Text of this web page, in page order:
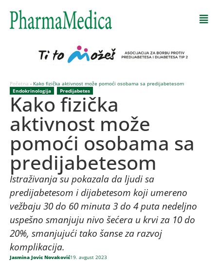
Početna - Kako fizička aktivnost može pomoći osobama sa predijabetesom
Endokrinologija
Predijabetes
Kako fizička
aktivnost može
pomoći osobama sa
predijabetesom
Istraživanja su pokazala da ljudi sa
predijabetesom i dijabetesom koji umereno
vežbaju 30 do 60 minuta 3 do 4 puta nedeljno
uspešno smanjuju nivo šećera u krvi za 10 do
20%, smanjujući tako šanse za razvoj
komplikacija.
Jasmina Jovic Novaković19. avgust 2023